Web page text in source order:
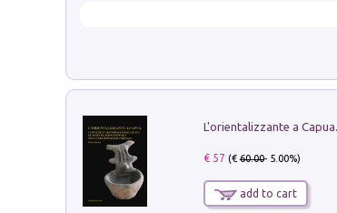
€ 57 (€60.00- 5.00%)
add to cart